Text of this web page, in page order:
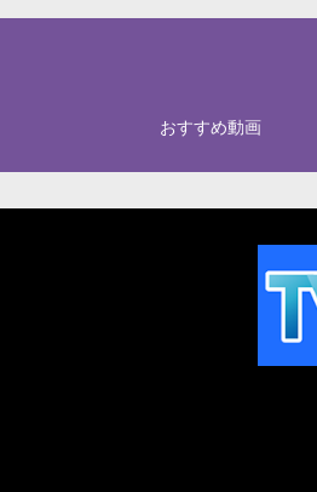
おすすめ動画